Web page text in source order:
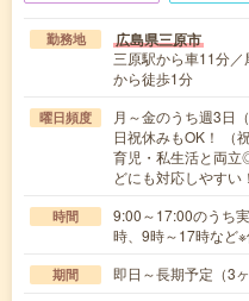
勤務地 広島県三原市
三原駅から車11分
から徒歩1分
曜日頻度
月～金のうち週3日
日祝休みもOK！ （
育児・私生活と両
どにも対応しやすい！
時間
9:00～17:00のうち
時、9時～17時など
期間 即日～長期予定（3